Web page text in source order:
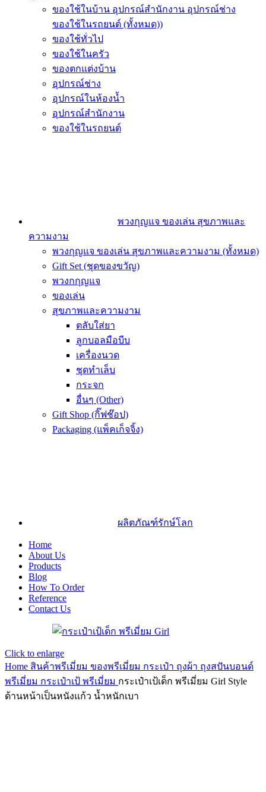
ของใช้ในบ้าน อุปกรณ์สำนักงาน อุปกรณ์ช่าง
ของใช้ในรถยนต์ (ทั้งหมด))
ของใช้ทั่วไป
ของใช้ในครัว
ของตกแต่งบ้าน
อุปกรณ์ช่าง
อุปกรณ์ในห้องน้ำ
อุปกรณ์สำนักงาน
ของใช้ในรถยนต์
พวงกุญแจ ของเล่น สุขภาพและ
ความงาม
พวงกุญแจ ของเล่น สุขภาพและความงาม (ทั้งหมด)
Gift Set (ชุดของขวัญ)
พวงกกุญแจ
ของเล่น
สุขภาพและความงาม
ตลับใส่ยา
ลูกบอลมือบีบ
เครื่องนวด
ชุดทำเล็บ
กระจก
อื่นๆ (Other)
Gift Shop (กิ๊ฟช๊อป)
Packaging (แพ็คเก็จจิ้ง)
ผลิตภัณฑ์รักษ์โลก
Home
About Us
Products
Blog
How To Order
Reference
Contact Us
Click to enlarge
Home สินค้าพรีเมี่ยม ของพรีเมี่ยม กระเป๋า ถุงผ้า ถุงสปันบอนด์
พรีเมี่ยม กระเป๋าเป้ พรีเมี่ยม กระเป๋าเป้เด็ก พรีเมี่ยม Girl Style
ด้านหน้าเป็นหนังแก้ว น้ำหนักเบา